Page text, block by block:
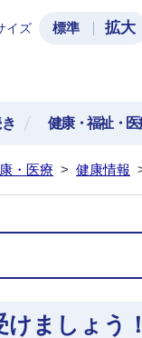
土浦市公
イズ 標準 拡大
健康・福祉・医
・医療 > 健康情報
ましょう！